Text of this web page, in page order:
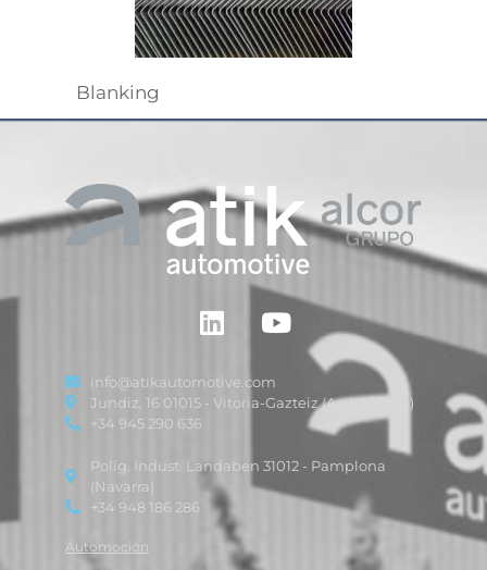
Blanking
info@atikautomotive.com
Jundiz, 16 01015 - Vitoria-Gazteiz (Araba/Alava)
+34 945 290 636
Polig. Indust. Landaben 31012 - Pamplona
(Navarra)
+34 948 186 286
Automoción